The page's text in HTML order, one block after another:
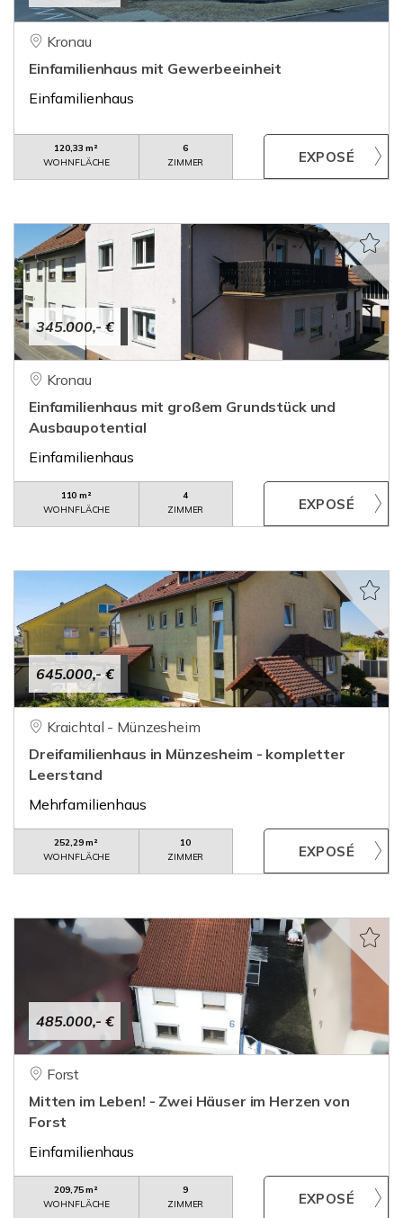
Kronau
Einfamilienhaus mit Gewerbeeinheit
Einfamilienhaus
120,33 m²
WOHNFLÄCHE
6
ZIMMER
345.000,- €
Kronau
Einfamilienhaus mit großem Grundstück und
Ausbaupotential
Einfamilienhaus
110 m²
WOHNFLÄCHE
4
ZIMMER
645.000,- €
Kraichtal - Münzesheim
Dreifamilienhaus in Münzesheim - kompletter
Leerstand
Mehrfamilienhaus
252,29 m²
WOHNFLÄCHE
10
ZIMMER
485.000,- €
Forst
Mitten im Leben! - Zwei Häuser im Herzen von
Forst
Einfamilienhaus
209,75 m²
WOHNFLÄCHE
9
ZIMMER